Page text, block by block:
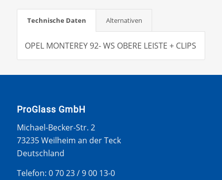
Technische Daten Alternativen
OPEL MONTEREY 92- WS OBERE LEISTE + CLIPS
ProGlass GmbH
Michael-Becker-Str. 2
73235 Weilheim an der Teck
Deutschland
Telefon: 0 70 23 / 9 00 13-0